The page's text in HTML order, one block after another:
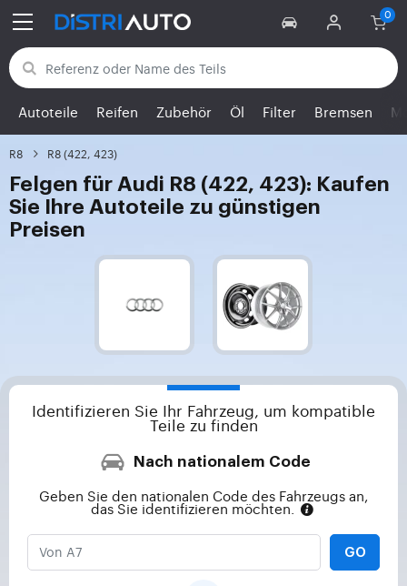
Zurück zu den Kategorien
Autoteile Reifen Zubehör Öl Filter Bremsen
R8 R8 (422, 423)
Felgen für Audi R8 (422, 423): Kaufen
Sie Ihre Autoteile zu günstigen
Preisen
Identifizieren Sie Ihr Fahrzeug, um kompatible
Teile zu finden
Nach nationalem Code
Geben Sie den nationalen Code des Fahrzeugs an,
das Sie identifizieren möchten.
GO